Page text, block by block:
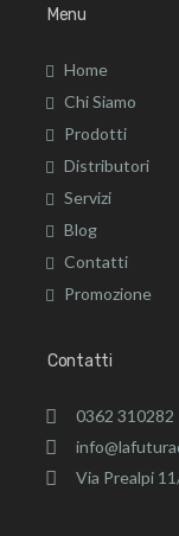
Menu
Home
Chi Siamo
Prodotti
Distributori
Servizi
Blog
Contatti
Promozione
Contatti
0362 310282
Via Prealpi